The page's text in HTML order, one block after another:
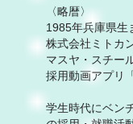
〈略暦〉
1985年兵庫県生
株式会社ミトカ
マスヤ・スチー
採用動画アプリ
学生時代にベン